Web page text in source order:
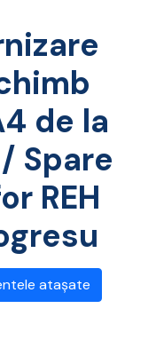
de la
Spare
REH
atașate